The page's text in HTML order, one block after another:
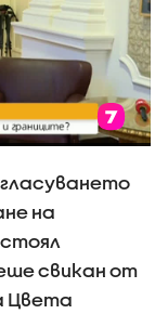
гласуването
на
свикан от
Цвета